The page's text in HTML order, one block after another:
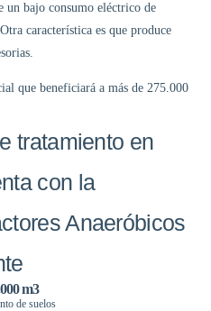
un bajo consumo eléctrico de
característica es que produce
que beneficiará a más de 275.000
tratamiento en
con la
Anaeróbicos
m3
de suelos